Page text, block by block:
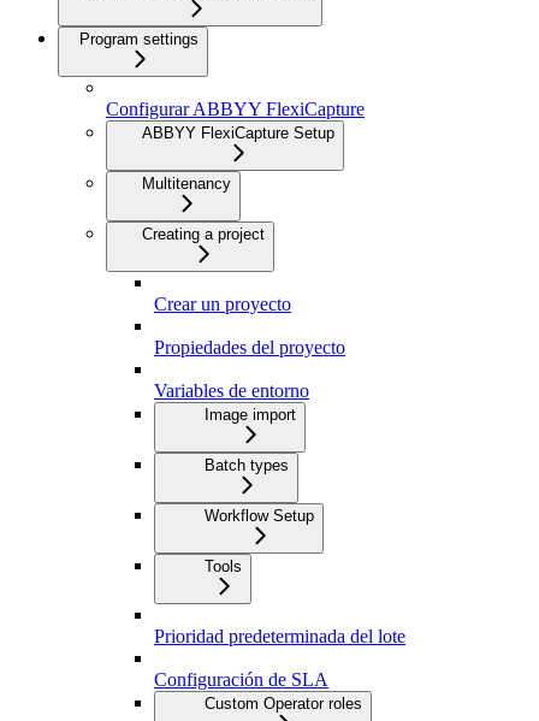
Program settings
Configurar ABBYY FlexiCapture
ABBYY FlexiCapture Setup
Multitenancy
Creating a project
Crear un proyecto
Propiedades del proyecto
Variables de entorno
Image import
Batch types
Workflow Setup
Tools
Prioridad predeterminada del lote
Configuración de SLA
Custom Operator roles